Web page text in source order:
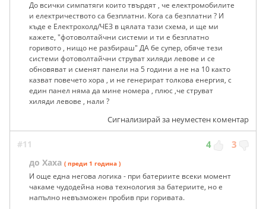
До всички симпатяги които твърдят , че електромобилите
и електричеството са безплатни. Кога са безплатни ? И
къде е Електрохолд/ЧЕЗ в цялата тази схема, и ще ми
кажете, "фотоволтайчни системи и ти е безплатно
горивото , нищо не разбираш" ДА бе супер, обяче тези
системи фотоволтайчни струват хиляди левове и се
обновяват и сменят панели на 5 години а не на 10 както
казват повечето хора , и не генерират толкова енергия, с
един панел няма да мине номера , плюс ,че струват
хиляди левове , нали ?
Сигнализирай за неуместен коментар
#11 4 3
до Хаха ( преди 1 година )
И още една негова логика - при батериите всеки момент
чакаме чудодейна нова технология за батериите, но е
напълно невъзможен пробив при горивата.